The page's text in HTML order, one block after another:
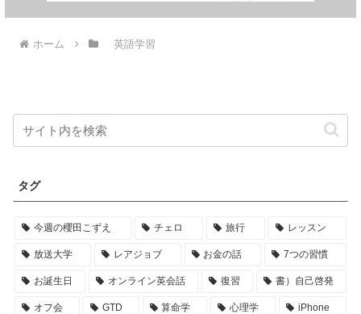
ホーム 英語学習
タグ
今週の櫻田こずえ チェロ 旅行 レッスン
放送大学 レアジョブ お金の話 7つの習慣
お誕生日 オンライン英会話 復習 書）自己啓発
オフ会 GTD 算命学 心理学 iPhone